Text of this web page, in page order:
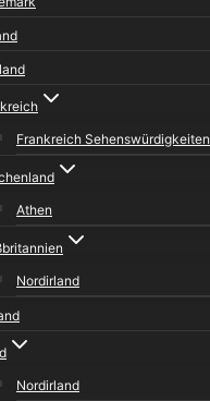
Frankreich Sehenswürdigkeiten
Athen
Nordirland
Nordirland